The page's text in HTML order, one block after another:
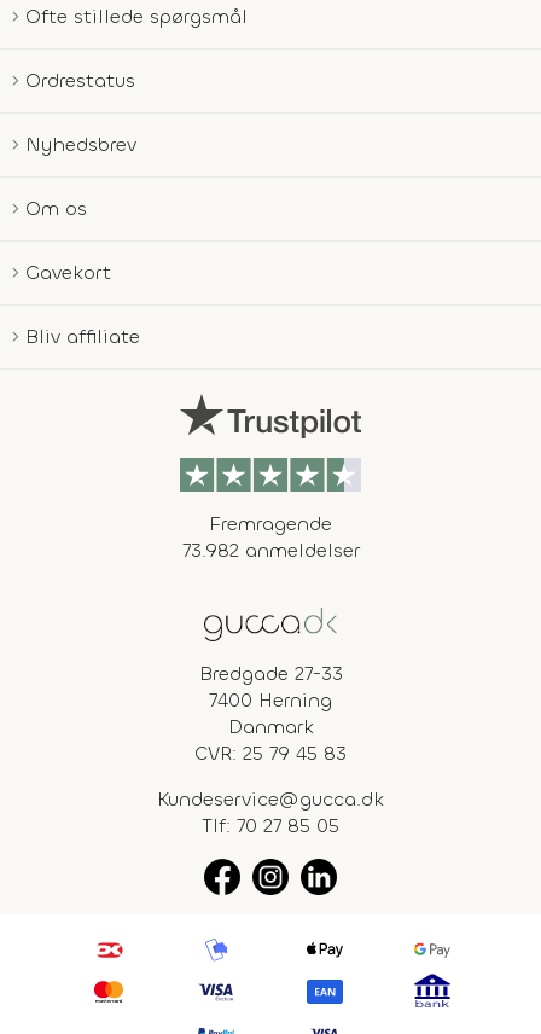
Ofte stillede spørgsmål
Ordrestatus
Nyhedsbrev
Om os
Gavekort
Bliv affiliate
Fremragende
73.982 anmeldelser
Bredgade 27-33
7400 Herning
Danmark
CVR: 25 79 45 83
Kundeservice@gucca.dk
Tlf: 70 27 85 05